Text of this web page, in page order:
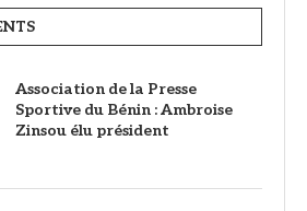
Association de la Presse
Sportive du Bénin : Ambroise
Zinsou élu président